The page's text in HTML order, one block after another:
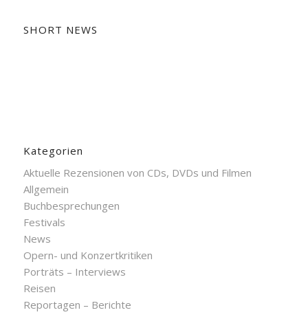
SHORT NEWS
Kategorien
Aktuelle Rezensionen von CDs, DVDs und Filmen
Allgemein
Buchbesprechungen
Festivals
News
Opern- und Konzertkritiken
Porträts – Interviews
Reisen
Reportagen – Berichte